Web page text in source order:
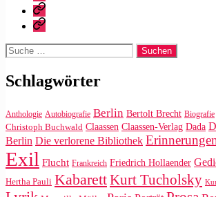
|
Tweets
Impressum/Datenschutz
Rechteanfrage
Suche
nach:
Schlagwörter
Anthologie Autobiografie Berlin Bertolt Brecht Biografie
Christoph Buchwald Claassen Claassen-Verlag Dada
Berlin Die verlorene Bibliothek
Exil Flucht Frankreich Friedrich Hollaender
Hertha Pauli KabarettKurt Tucholsky